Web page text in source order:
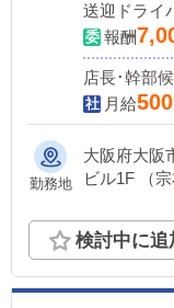
送迎ドライ
報酬
店長･幹部
月給
勤務地
大阪府大阪
ビル1F （
検討中に追